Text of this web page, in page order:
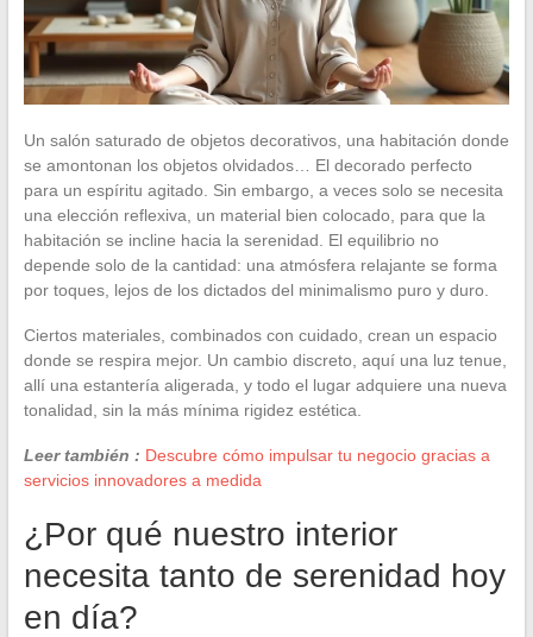
Un salón saturado de objetos decorativos, una habitación donde
se amontonan los objetos olvidados… El decorado perfecto
para un espíritu agitado. Sin embargo, a veces solo se necesita
una elección reflexiva, un material bien colocado, para que la
habitación se incline hacia la serenidad. El equilibrio no
depende solo de la cantidad: una atmósfera relajante se forma
por toques, lejos de los dictados del minimalismo puro y duro.
Ciertos materiales, combinados con cuidado, crean un espacio
donde se respira mejor. Un cambio discreto, aquí una luz tenue,
allí una estantería aligerada, y todo el lugar adquiere una nueva
tonalidad, sin la más mínima rigidez estética.
Leer también : Descubre cómo impulsar tu negocio gracias a
servicios innovadores a medida
¿Por qué nuestro interior
necesita tanto de serenidad hoy
en día?